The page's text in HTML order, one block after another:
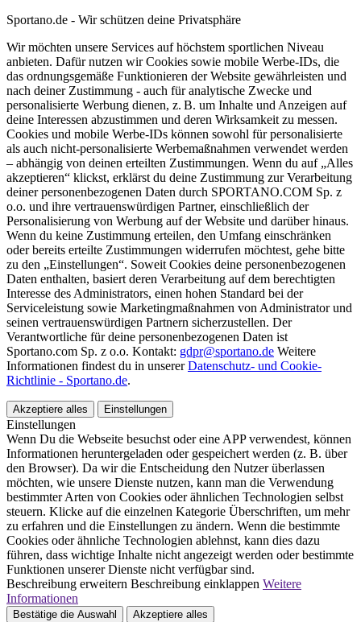
Sportano.de - Wir schützen deine Privatsphäre
Wir möchten unsere Services auf höchstem sportlichen Niveau
anbieten. Dafür nutzen wir Cookies sowie mobile Werbe-IDs, die
das ordnungsgemäße Funktionieren der Website gewährleisten und
nach deiner Zustimmung - auch für analytische Zwecke und
personalisierte Werbung dienen, z. B. um Inhalte und Anzeigen auf
deine Interessen abzustimmen und deren Wirksamkeit zu messen.
Cookies und mobile Werbe-IDs können sowohl für personalisierte
als auch nicht-personalisierte Werbemaßnahmen verwendet werden
– abhängig von deinen erteilten Zustimmungen. Wenn du auf „Alles
akzeptieren“ klickst, erklärst du deine Zustimmung zur Verarbeitung
deiner personenbezogenen Daten durch SPORTANO.COM Sp. z
o.o. und ihre vertrauenswürdigen Partner, einschließlich der
Personalisierung von Werbung auf der Website und darüber hinaus.
Wenn du keine Zustimmung erteilen, den Umfang einschränken
oder bereits erteilte Zustimmungen widerrufen möchtest, gehe bitte
zu den „Einstellungen“. Soweit Cookies deine personenbezogenen
Daten enthalten, basiert deren Verarbeitung auf dem berechtigten
Interesse des Administrators, einen hohen Standard bei der
Serviceleistung sowie Marketingmaßnahmen von Administrator und
seinen vertrauenswürdigen Partnern sicherzustellen. Der
Verantwortliche für deine personenbezogenen Daten ist
Sportano.com Sp. z o.o. Kontakt: gdpr@sportano.de Weitere
Informationen findest du in unsererDatenschutz- und Cookie-
Richtlinie - Sportano.de.
Akzeptiere alles Einstellungen
Einstellungen
Wenn Du die Webseite besuchst oder eine APP verwendest, können
Informationen heruntergeladen oder gespeichert werden (z. B. über
den Browser). Da wir die Entscheidung den Nutzer überlassen
möchten, wie unsere Dienste nutzen, kann man die Verwendung
bestimmter Arten von Cookies oder ähnlichen Technologien selbst
steuern. Klicke auf die einzelnen Kategorie Überschriften, um mehr
zu erfahren und die Einstellungen zu ändern. Wenn die bestimmte
Cookies oder ähnliche Technologien ablehnst, kann dies dazu
führen, dass wichtige Inhalte nicht angezeigt werden oder bestimmte
Funktionen unserer Dienste nicht verfügbar sind.
Beschreibung erweitern Beschreibung einklappen Weitere
Informationen
Bestätige die Auswahl
Akzeptiere alles